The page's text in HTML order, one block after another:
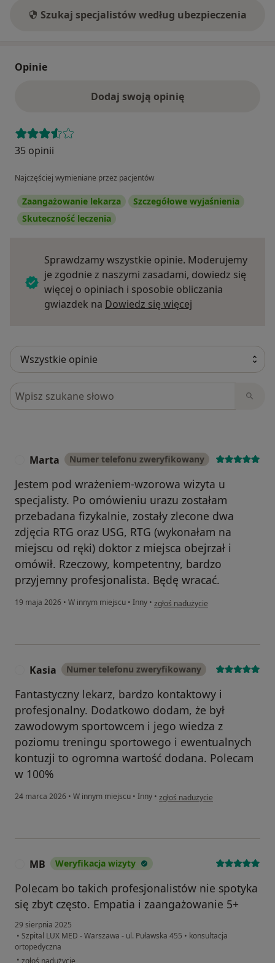
Szukaj specjalistów według ubezpieczenia
Opinie
Dodaj swoją opinię
35 opinii
Najczęściej wymieniane przez pacjentów
Zaangażowanie lekarza
Szczegółowe wyjaśnienia
Skuteczność leczenia
Sprawdzamy wszystkie opinie. Moderujemy
je zgodnie z naszymi zasadami, dowiedz się
więcej o opiniach i sposobie obliczania
gwiazdek na Dowiedz się więcej
Szukaj w opiniach
Marta Numer telefonu zweryfikowany
Jestem pod wrażeniem-wzorowa wizyta u
specjalisty. Po omówieniu urazu zostałam
przebadana fizykalnie, zostały zlecone dwa
zdjęcia RTG oraz USG, RTG (wykonałam na
miejscu od ręki) doktor z miejsca obejrzał i
omówił. Rzeczowy, kompetentny, bardzo
przyjemny profesjonalista. Będę wracać.
19 maja 2026 • W innym miejscu • Inny • w opinii użytkownika Marta
zgłoś nadużycie
Kasia Numer telefonu zweryfikowany
Fantastyczny lekarz, bardzo kontaktowy i
profesjonalny. Dodatkowo dodam, że był
zawodowym sportowcem i jego wiedza z
poziomu treningu sportowego i ewentualnych
kontuzji to ogromna wartość dodana. Polecam
w 100%
24 marca 2026 • W innym miejscu • Inny • w opinii użytkownika Kasia
zgłoś nadużycie
MB Weryfikacja wizyty
Polecam bo takich profesjonalistów nie spotyka
się zbyt często. Empatia i zaangażowanie 5+
29 sierpnia 2025
• Szpital LUX MED - Warszawa - ul. Puławska 455 • konsultacja
ortopedyczna
• w opinii użytkownika MB
zgłoś nadużycie